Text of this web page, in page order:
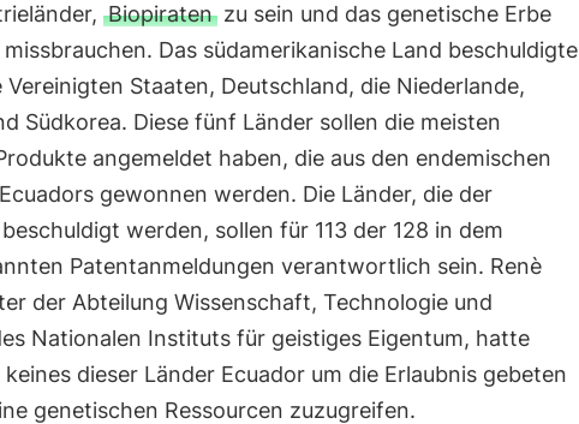
Biopiratenzu sein und das genetische Erbe
Das südamerikanische Land beschuldigte
Vereinigten Staaten, Deutschland, die Niederlande,
Südkorea. Diese fünf Länder sollen die meisten
angemeldet haben, die aus den endemischen
gewonnen werden. Die Länder, die der
beschuldigt werden, sollen für 113 der 128 in dem
Patentanmeldungen verantwortlich sein. Renè
der Abteilung Wissenschaft, Technologie und
Nationalen Instituts für geistiges Eigentum, hatte
dieser Länder Ecuador um die Erlaubnis gebeten
genetischen Ressourcen zuzugreifen.